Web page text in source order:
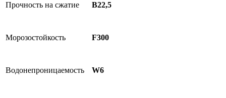
Прочность на сжатие В22,5
Морозостойкость F300
Водонепроницаемость W6